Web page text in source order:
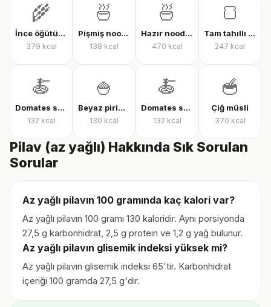
🌾
İnce öğütülmüş yulaf (çiğ)
379 kcal
🍜
Pişmiş noodle
138 kcal
🍜
Hazır noodle (kuru)
470 kcal
🍞
Tam tahıllı tam buğday ekmeği
247 kcal
🍝
Domates soslu farfalle makarna
132 kcal
🍚
Beyaz pirinç, pişmiş
130 kcal
🍝
Domates soslu rigatoni
132 kcal
🥣
Çiğ müsli
370 kcal
Pilav (az yağlı) Hakkında Sık Sorulan
Sorular
Az yağlı pilavın 100 gramında kaç kalori var?
Az yağlı pilavın 100 gramı 130 kaloridir. Aynı porsiyonda
27,5 g karbonhidrat, 2,5 g protein ve 1,2 g yağ bulunur.
Az yağlı pilavın glisemik indeksi yüksek mi?
Az yağlı pilavın glisemik indeksi 65'tir. Karbonhidrat
içeriği 100 gramda 27,5 g'dır.